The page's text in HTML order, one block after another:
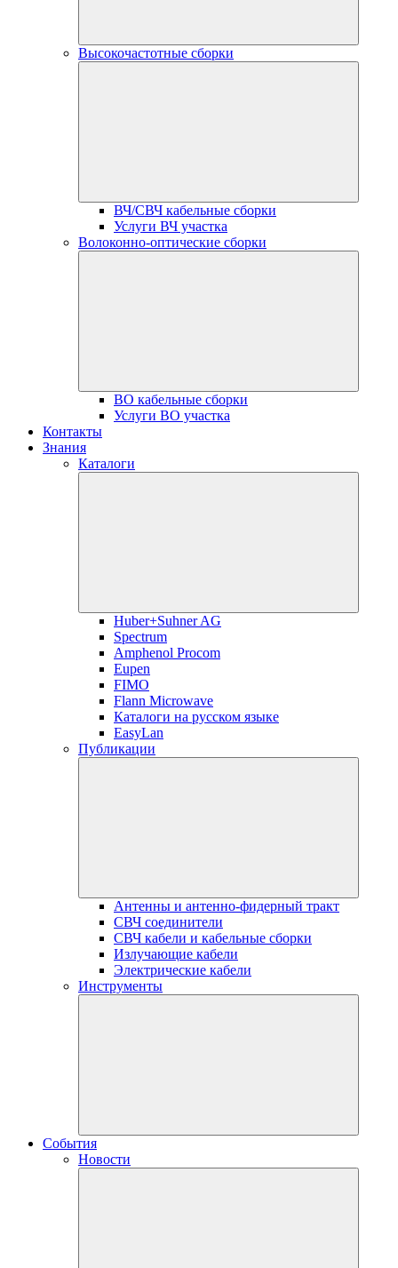
Высокочастотные сборки
ВЧ/СВЧ кабельные сборки
Услуги ВЧ участка
Волоконно-оптические сборки
ВО кабельные сборки
Услуги ВО участка
Контакты
Знания
Каталоги
Huber+Suhner AG
Spectrum
Amphenol Procom
Eupen
FIMO
Flann Microwave
Каталоги на русском языке
EasyLan
Публикации
Антенны и антенно-фидерный тракт
СВЧ соединители
СВЧ кабели и кабельные сборки
Излучающие кабели
Электрические кабели
Инструменты
События
Новости